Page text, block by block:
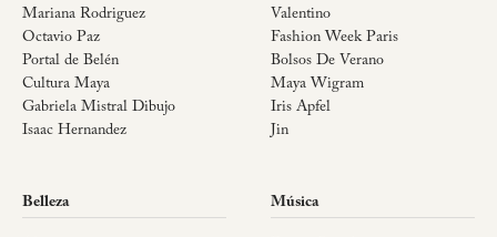
Mariana Rodriguez
Octavio Paz
Portal de Belén
Cultura Maya
Gabriela Mistral Dibujo
Isaac Hernandez
Valentino
Fashion Week Paris
Bolsos De Verano
Maya Wigram
Iris Apfel
Jin
Belleza Música